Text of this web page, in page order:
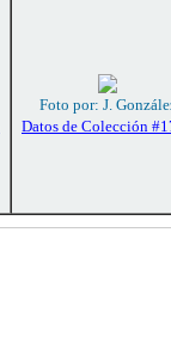
Foto por: J.
Datos de Colección